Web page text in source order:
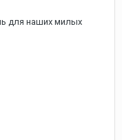
для наших милых